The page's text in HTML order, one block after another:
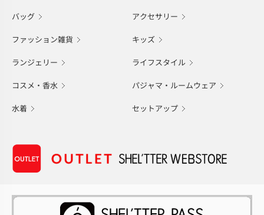
バッグ アクセサリー
ファッション雑貨 キッズ
ランジェリー ライフスタイル
コスメ・香水 パジャマ・ルームウェア
水着 セットアップ